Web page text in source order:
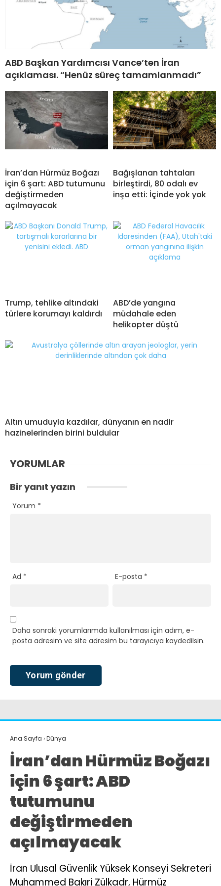
ABD Başkan Yardımcısı Vance’ten İran
açıklaması. “Henüz süreç tamamlanmadı”
İran’dan Hürmüz Boğazı
için 6 şart: ABD tutumunu
değiştirmeden
açılmayacak
Bağışlanan tahtaları
birleştirdi, 80 odalı ev
inşa etti: İçinde yok yok
Trump, tehlike altındaki
türlere korumayı kaldırdı
ABD’de yangına
müdahale eden
helikopter düştü
Altın umuduyla kazdılar, dünyanın en nadir
hazinelerinden birini buldular
YORUMLAR
Bir yanıt yazın
Yorum *
Ad * E-posta *
Daha sonraki yorumlarımda kullanılması için adım, e-
posta adresim ve site adresim bu tarayıcıya kaydedilsin.
Ana Sayfa ›Dünya
İran’dan Hürmüz Boğazı
için 6 şart: ABD
tutumunu
değiştirmeden
açılmayacak
İran Ulusal Güvenlik Yüksek Konseyi Sekreteri
Muhammed Bakıri Zülkadr, Hürmüz